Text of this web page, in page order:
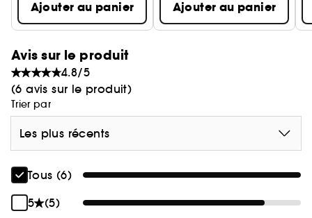
Ajouter au panier Ajouter au panier
Avis sur le produit
4.8/5
(6 avis sur le produit)
Trier par
Les plus récents
Tous (6)
5
(5)